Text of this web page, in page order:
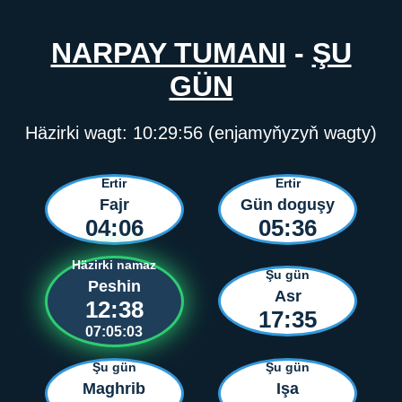
NARPAY TUMANI - ŞU
GÜN
Häzirki wagt: 10:29:56 (enjamyňyzyň wagty)
Ertir
Fajr
04:06
Ertir
Gün doguşy
05:36
Häzirki namaz
Peshin
12:38
07:05:03
Şu gün
Asr
17:35
Şu gün
Maghrib
Şu gün
Işa